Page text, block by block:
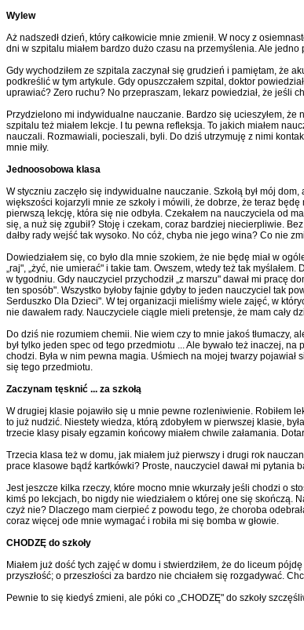
Wylew
Aż nadszedł dzień, który całkowicie mnie zmienił. W nocy z
dni w szpitalu miałem bardzo dużo czasu na przemyślenia. Ale
Gdy wychodziłem ze szpitala zaczynał się grudzień i pamiętam, że
podkreślić w tym artykule. Gdy opuszczałem szpital, doktor
uprawiać? Zero ruchu? No przepraszam, lekarz powiedział, że jeśli
Przydzielono mi indywidualne nauczanie. Bardzo się ucieszyłem, że
szpitalu też miałem lekcje. I tu pewna refleksja. To jakich miałem
nauczali. Rozmawiali, pocieszali, byli. Do dziś utrzymuję z nimi
mnie miły.
Jednoosobowa klasa
W styczniu zaczęło się indywidualne nauczanie. Szkołą był mój
większości kojarzyli mnie ze szkoły i mówili, że dobrze, że teraz
pierwszą lekcję, która się nie odbyła. Czekałem na nauczyciela od
się, a nuż się zgubił? Stoję i czekam, coraz bardziej niecierpliwie.
dałby rady wejść tak wysoko. No cóż, chyba nie jego wina? Co nie
Dowiedziałem się, co było dla mnie szokiem, że nie będę miał w
„raj", „żyć, nie umierać" i takie tam. Owszem, wtedy też tak
w tygodniu. Gdy nauczyciel przychodził „z marszu" dawał mi pracę
ten sposób". Wszystko byłoby fajnie gdyby to jeden nauczyciel tak
Serduszko Dla Dzieci". W tej organizacji mieliśmy wiele zajęć, w
nie dawałem rady. Nauczyciele ciągle mieli pretensje, że mam cały
Do dziś nie rozumiem chemii. Nie wiem czy to mnie jakoś tłumaczy,
był tylko jeden spec od tego przedmiotu ... Ale bywało też inaczej,
chodzi. Była w nim pewna magia. Uśmiech na mojej twarzy
się tego przedmiotu.
Zaczynam tęsknić ... za szkołą
W drugiej klasie pojawiło się u mnie pewne rozleniwienie. Robiłem
to już nudzić. Niestety wiedza, którą zdobyłem w pierwszej klasie,
trzecie klasy pisały egzamin końcowy miałem chwile załamania.
Trzecia klasa też w domu, jak miałem już pierwszy i drugi rok
prace klasowe bądź kartkówki? Proste, nauczyciel dawał mi pytania
Jest jeszcze kilka rzeczy, które mocno mnie wkurzały jeśli chodzi o
kimś po lekcjach, bo nigdy nie wiedziałem o której one się skończą.
czyż nie? Dlaczego mam cierpieć z powodu tego, że choroba
coraz więcej ode mnie wymagać i robiła mi się bomba w głowie.
CHODZĘ do szkoły
Miałem już dość tych zajęć w domu i stwierdziłem, że do liceum
przyszłość; o przeszłości za bardzo nie chciałem się rozgadywać.
Pewnie to się kiedyś zmieni, ale póki co „CHODZĘ" do szkoły